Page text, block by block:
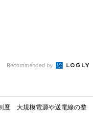
Recommended by
度 大規模電源や送電線の整